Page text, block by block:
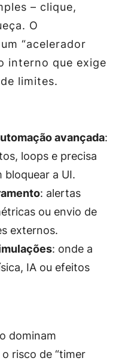
– clique,
O
“acelerador
interno que exige
limites.
avançada:
loops e precisa
bloquear a UI.
: alertas
ou envio de
externos.
: onde a
IA ou efeitos
dominam
o risco de “timer